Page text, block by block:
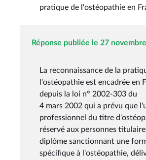
pratique de l'ostéopathie en
Réponse publiée le 27
La reconnaissance de la
l'ostéopathie est encadrée en
depuis la loi n° 2002-303 du
4 mars 2002 qui a prévu que
professionnel du titre
réservé aux personnes
diplôme sanctionnant une
spécifique à l'ostéopathie,